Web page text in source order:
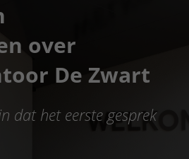
over
De Zwart
dat het eerste gesprek